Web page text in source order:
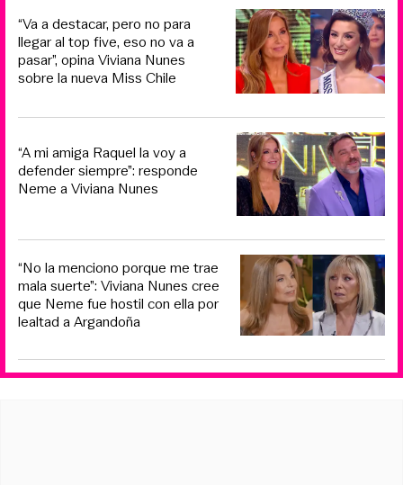
“Va a destacar, pero no para
llegar al top five, eso no va a
pasar”, opina Viviana Nunes
sobre la nueva Miss Chile
“A mi amiga Raquel la voy a
defender siempre”: responde
Neme a Viviana Nunes
“No la menciono porque me trae
mala suerte”: Viviana Nunes cree
que Neme fue hostil con ella por
lealtad a Argandoña